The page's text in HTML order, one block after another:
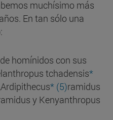
muchísimo más
En tan sólo una
homínidos con sus
tchadensis*
,Ardipithecus* (5)ramidus
y Kenyanthropus